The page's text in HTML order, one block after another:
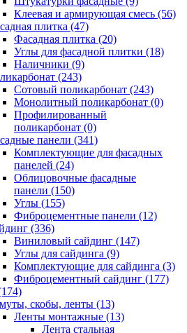
Клеевая и армирующая смесь (56)
плитка (47)
Фасадная плитка (20)
Углы для фасадной плитки (18)
Наличники (9)
(243)
Сотовый поликарбонат (243)
Монолитный поликарбонат (0)
Профилированный
поликарбонат (0)
панели (341)
Комплектующие для фасадных
панелей (24)
Облицовочные фасадные
панели (150)
Углы (155)
Фиброцементные панели (12)
(336)
Виниловый сайдинг (147)
Углы для сайдинга (9)
Комплектующие для сайдинга (3)
Фиброцементный сайдинг (177)
скобы, ленты (13)
Ленты монтажные (13)
Лента стальная